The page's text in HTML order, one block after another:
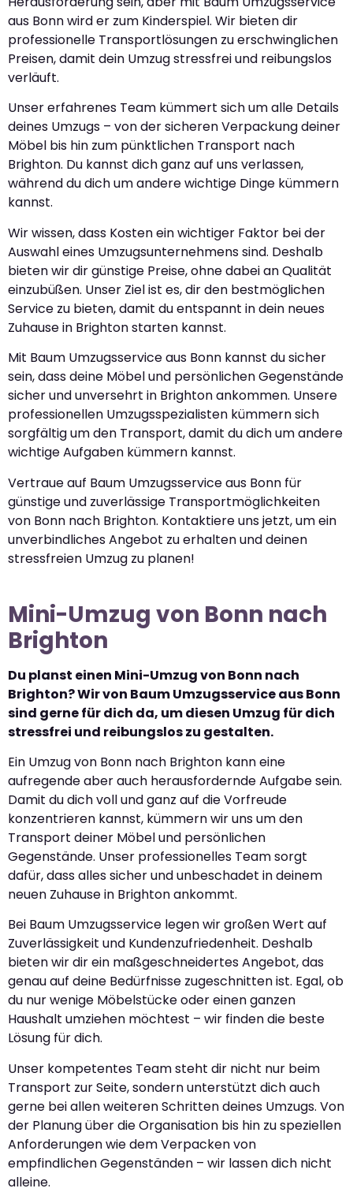
aus Bonn wird er zum Kinderspiel. Wir bieten dir
professionelle Transportlösungen zu erschwinglichen
Preisen, damit dein Umzug stressfrei und reibungslos
verläuft.
Unser erfahrenes Team kümmert sich um alle Details
deines Umzugs – von der sicheren Verpackung deiner
Möbel bis hin zum pünktlichen Transport nach
Brighton. Du kannst dich ganz auf uns verlassen,
während du dich um andere wichtige Dinge kümmern
kannst.
Wir wissen, dass Kosten ein wichtiger Faktor bei der
Auswahl eines Umzugsunternehmens sind. Deshalb
bieten wir dir günstige Preise, ohne dabei an Qualität
einzubüßen. Unser Ziel ist es, dir den bestmöglichen
Service zu bieten, damit du entspannt in dein neues
Zuhause in Brighton starten kannst.
Mit Baum Umzugsservice aus Bonn kannst du sicher
sein, dass deine Möbel und persönlichen Gegenstände
sicher und unversehrt in Brighton ankommen. Unsere
professionellen Umzugsspezialisten kümmern sich
sorgfältig um den Transport, damit du dich um andere
wichtige Aufgaben kümmern kannst.
Vertraue auf Baum Umzugsservice aus Bonn für
günstige und zuverlässige Transportmöglichkeiten
von Bonn nach Brighton. Kontaktiere uns jetzt, um ein
unverbindliches Angebot zu erhalten und deinen
stressfreien Umzug zu planen!
Mini-Umzug von Bonn nach
Brighton
Du planst einen Mini-Umzug von Bonn nach
Brighton? Wir von Baum Umzugsservice aus Bonn
sind gerne für dich da, um diesen Umzug für dich
stressfrei und reibungslos zu gestalten.
Ein Umzug von Bonn nach Brighton kann eine
aufregende aber auch herausfordernde Aufgabe sein.
Damit du dich voll und ganz auf die Vorfreude
konzentrieren kannst, kümmern wir uns um den
Transport deiner Möbel und persönlichen
Gegenstände. Unser professionelles Team sorgt
dafür, dass alles sicher und unbeschadet in deinem
neuen Zuhause in Brighton ankommt.
Bei Baum Umzugsservice legen wir großen Wert auf
Zuverlässigkeit und Kundenzufriedenheit. Deshalb
bieten wir dir ein maßgeschneidertes Angebot, das
genau auf deine Bedürfnisse zugeschnitten ist. Egal, ob
du nur wenige Möbelstücke oder einen ganzen
Haushalt umziehen möchtest – wir finden die beste
Lösung für dich.
Unser kompetentes Team steht dir nicht nur beim
Transport zur Seite, sondern unterstützt dich auch
gerne bei allen weiteren Schritten deines Umzugs. Von
der Planung über die Organisation bis hin zu speziellen
Anforderungen wie dem Verpacken von
empfindlichen Gegenständen – wir lassen dich nicht
alleine.